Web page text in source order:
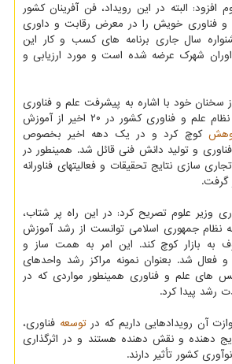
البته در این رویداد، فن آفرینان کشور
و فناوری خویش را در معرض رقابت و داوری
سال جاری برنامه های کسب و کار این
شهرک عرضه شده است و مورد ارزیابی و
خود با اشاره به پیشرفت علم و فناوری
در کشور، تصریح کرد: نظام علم و فناوری کشور در ۲۰ اخیر از آموزش
کوچ کرد و در یک دهه اخیر بخصوص
و تولید دانش فنی قائل شد. همینطور در
سازی نتایج تحقیقات و فعالیتهای فناورانه
گرفت.
وزیر علوم تصریح کرد: در این راه پر شتاب،
نظام جمهوری اسلامی توانست از رشد آموزش
به بازار کوچ کند. این امر به همت ساز و
فعال شد. بعنوان نمونه مراکز رشد واحدهای
های علم و فناوری همینطور مواردی که در
رشد پیدا کرد.
آن رویدادهایی داریم که درتوسعه فناوری،
دهنده و نقش دهنده هستند و در اثرگذاری
کشور تأثیر دارند.